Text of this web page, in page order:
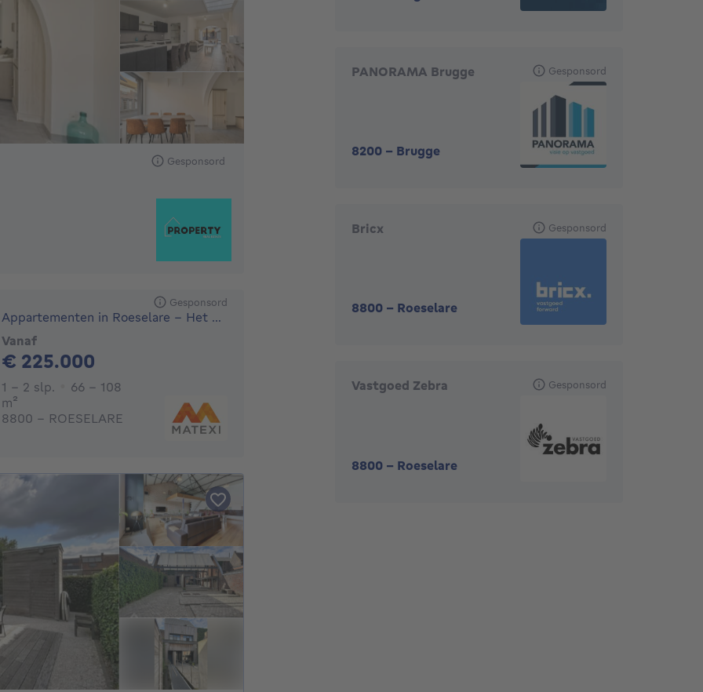
Gesponsord
Gesponsord
Appartementen in Roeselare - Het Laere
Vanaf
€ 225.000
1 - 2 Slaapkamers
1 - 2 slp.
66 - 108
m²
8800 - ROESELARE
PANORAMA Brugge
8200 - Brugge
Gesponsord
Bricx
8800 - Roeselare
Gesponsord
Vastgoed Zebra
8800 - Roeselare
Gesponsord